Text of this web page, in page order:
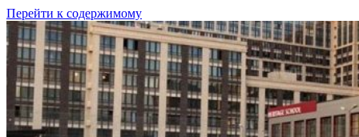
Перейти к содержимому